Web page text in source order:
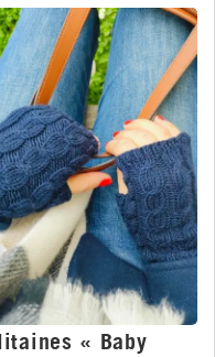
« Baby